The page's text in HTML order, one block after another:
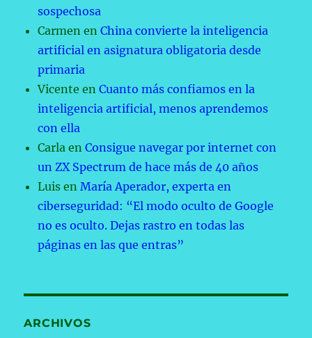
sospechosa
Carmen enChina convierte la inteligencia
artificial en asignatura obligatoria desde
primaria
Vicente enCuanto más confiamos en la
inteligencia artificial, menos aprendemos
con ella
Carla enConsigue navegar por internet con
un ZX Spectrum de hace más de 40 años
Luis enMaría Aperador, experta en
ciberseguridad: “El modo oculto de Google
no es oculto. Dejas rastro en todas las
páginas en las que entras”
ARCHIVOS